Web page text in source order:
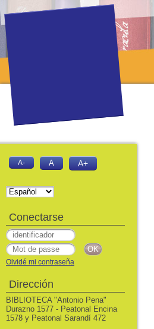
A- A A+
Conectarse
Olvidé mi contraseña
Dirección
BIBLIOTECA "Antonio Pena"
Durazno 1577 - Peatonal Encina
1578 y Peatonal Sarandí 472